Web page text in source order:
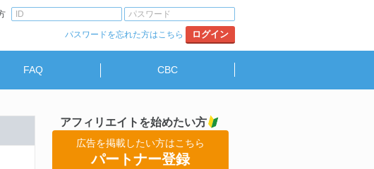
パスワードを忘れた方はこちら
FAQ CBC
アフィリエイトを始めたい方
広告を掲載したい方はこちら
パートナー登録